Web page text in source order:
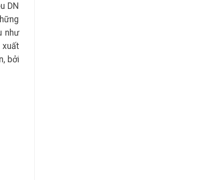
DN
như
xuất
bởi